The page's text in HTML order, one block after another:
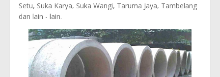
Setu, Suka Karya, Suka Wangi, Taruma Jaya, Tambelang
dan lain - lain.